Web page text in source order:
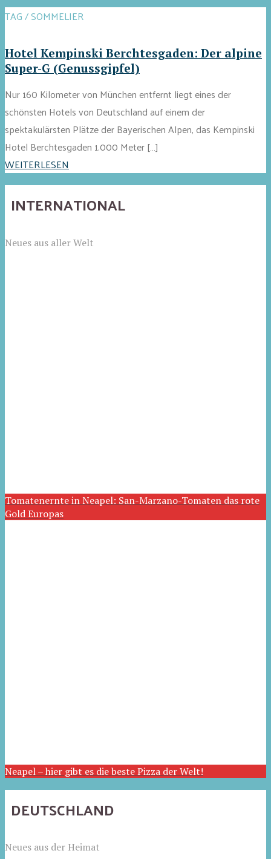
TAG / SOMMELIER
Hotel Kempinski Berchtesgaden: Der alpine
Super-G (Genussgipfel)
Nur 160 Kilometer von München entfernt liegt eines der
schönsten Hotels von Deutschland auf einem der
spektakulärsten Plätze der Bayerischen Alpen, das Kempinski
Hotel Berchtesgaden 1.000 Meter […]
WEITERLESEN
INTERNATIONAL
Neues aus aller Welt
Tomatenernte in Neapel: San-Marzano-Tomaten das rote
Gold Europas
Neapel – hier gibt es die beste Pizza der Welt!
DEUTSCHLAND
Neues aus der Heimat